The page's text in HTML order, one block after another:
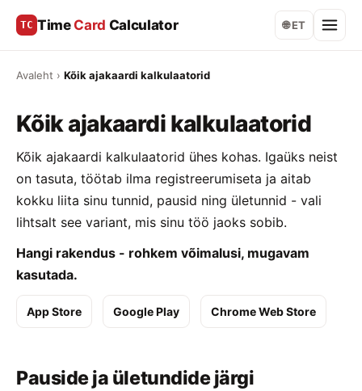
TC Time Card Calculator 🌐 ET
Avaleht › Kõik ajakaardi kalkulaatorid
Kõik ajakaardi kalkulaatorid
Kõik ajakaardi kalkulaatorid ühes kohas. Igaüks neist
on tasuta, töötab ilma registreerumiseta ja aitab
kokku liita sinu tunnid, pausid ning ületunnid - vali
lihtsalt see variant, mis sinu töö jaoks sobib.
Hangi rakendus - rohkem võimalusi, mugavam
kasutada.
App Store Google Play Chrome Web Store
Pauside ja ületundide järgi